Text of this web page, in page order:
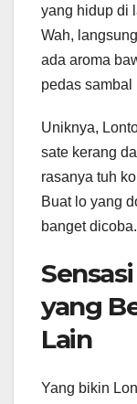
yang hidup di
Wah,
ada aroma
pedas sambal
Uniknya,
sate kerang
rasanya tuh
Buat lo yang
banget dicoba.
yang
Lain
Yang bikin